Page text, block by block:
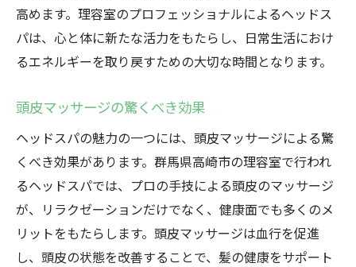
高崎市の理容室で得られる心の安らぎ
ストレスフリーな生活を実現する方法
理容室での特別な癒しの時間
理容室でのヘッドスパ高崎市での特別な癒しの
時間を発見
癒しを追求する理容室の魅力
高崎市で見つける最高のリラクゼーション
プロの技術で日頃の疲れをリセット
高めます。理容室のプロフェッショナルによるヘッドス
パは、心と体に新たな活力をもたらし、日常生活におけ
るエネルギーを取り戻すための大切な時間となります。
頭皮マッサージの驚くべき効果
ヘッドスパの魅力の一つには、頭皮マッサージによる驚
くべき効果があります。群馬県高崎市の理容室で行われ
るヘッドスパでは、プロの手技による頭皮のマッサージ
が、リラクゼーションだけでなく、健康面でも多くのメ
リットをもたらします。頭皮マッサージは血行を促進
し、頭皮の状態を改善することで、髪の健康をサポート